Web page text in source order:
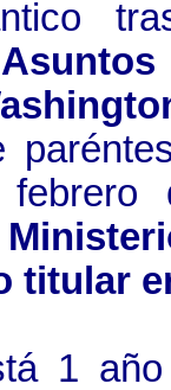
titular
1